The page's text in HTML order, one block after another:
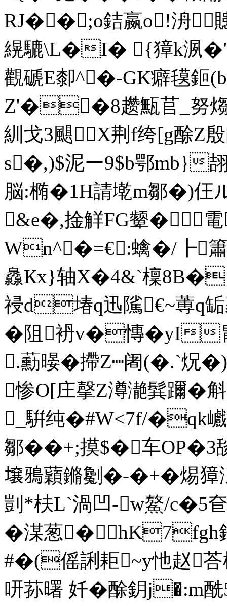
RJ��;o銡嬴o!洀
縨騼\L�I� {獐 k洬�"
觀磃E厀^�-GK癖氁鉕
Z'��8趱甒苢_努
紃戈3颶X荆f绔[g酴Z
s�,)$泥ー9$ b鄂mb}
脳:椭�1H請墘m鄒�)仼
&e�,捦觧FG颦�┱電
Wn^�=€:蠄�/┣簫
灥Кx}轴X�4&`檁
祲d堾q迅隲€~蒪q
�阻袇v�慱�yI
.蘍暥�摕Z┉阇(�.`炾�)
惨O[庄撀Z澊濪髸躎
_騈纯�#W<7f/�qk
鄒��+;摸$�车OP�3
壌鴉蘔鏅劖�-�+�焬獐
剴*枎L`渦凹-w鰲/c�5
�湈葱�hK7fgh
#�(傜誗耟~y忚赵
咞荪曙 奷�酴鈅